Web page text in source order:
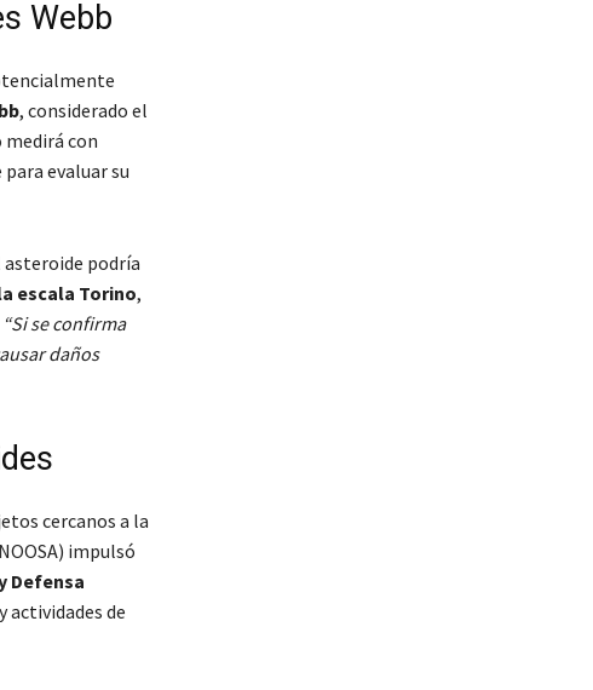
Webb
, considerado el
con
evaluar su
asteroide podría
escala Torino,
Si se confirma
daños
cercanos a la
impulsó
Defensa
actividades de